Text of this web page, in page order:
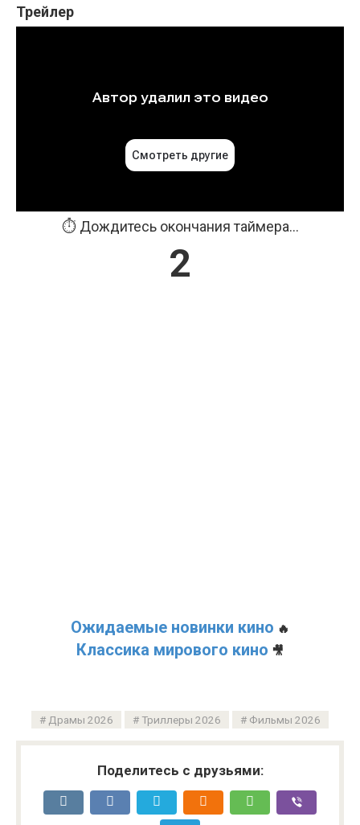
Трейлер
⏱️ Дождитесь окончания таймера...
2
Ожидаемые новинки кино 🔥
Классика мирового кино 🎥
Драмы 2026 Триллеры 2026 Фильмы 2026
Поделитесь с друзьями: